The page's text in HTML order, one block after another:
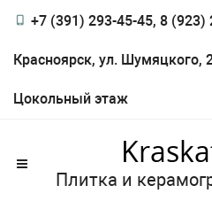
+7 (391) 293-45-45, 8
Красноярск, ул. Шумяцкого,
Цокольный этаж
Плитка и